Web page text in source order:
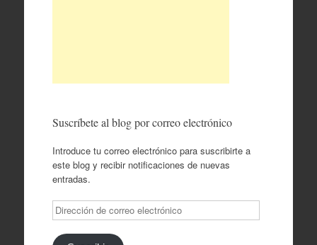
Suscríbete al blog por correo electrónico
Introduce tu correo electrónico para suscribirte a
este blog y recibir notificaciones de nuevas
entradas.
Dirección
de
correo